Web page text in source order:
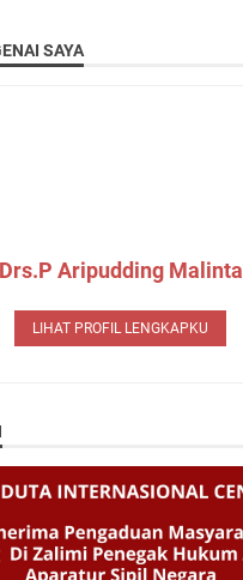
SAYA
Aripudding Malinta
LIHAT PROFIL LENGKAPKU